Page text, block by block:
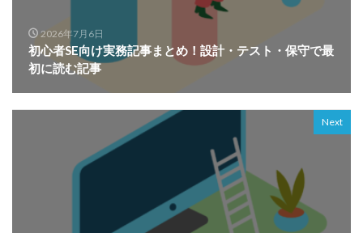
2026年7月6日
初心者SE向け実務記事まとめ！設計・テスト・保守で最
初に読む記事
Next